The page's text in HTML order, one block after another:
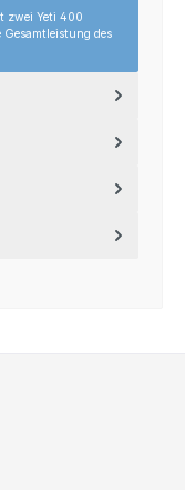
zwei Yeti 400
des